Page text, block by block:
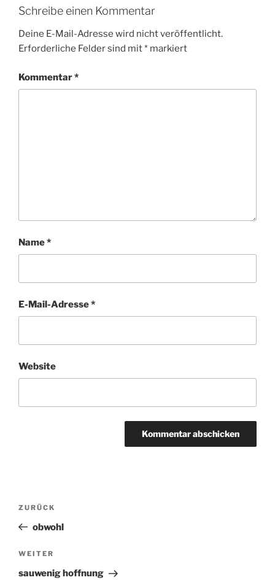
Schreibe einen Kommentar
Deine E-Mail-Adresse wird nicht veröffentlicht.
Erforderliche Felder sind mit* markiert
Kommentar*
Name*
E-Mail-Adresse*
Website
Beitragsnavigation
Vorheriger
Beitrag
ZURÜCK
obwohl
Nächster
Beitrag
WEITER
sauwenig hoffnung